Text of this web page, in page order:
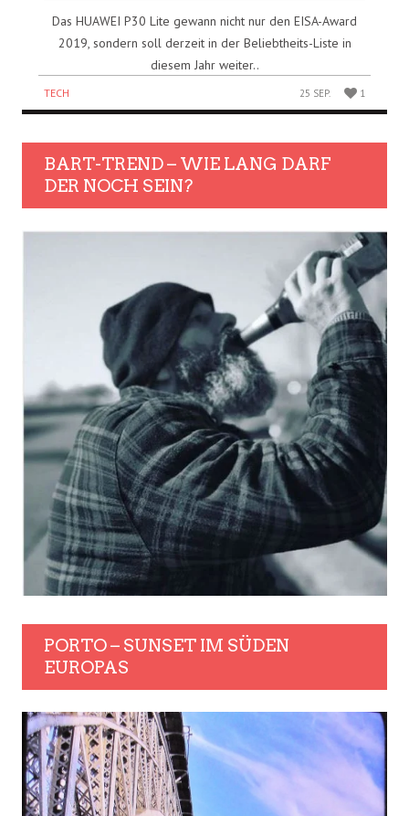
Das HUAWEI P30 Lite gewann nicht nur den EISA-Award
2019, sondern soll derzeit in der Beliebtheits-Liste in
diesem Jahr weiter..
TECH 25 SEP. 1
BART-TREND – WIE LANG DARF
DER NOCH SEIN?
PORTO – SUNSET IM SÜDEN
EUROPAS